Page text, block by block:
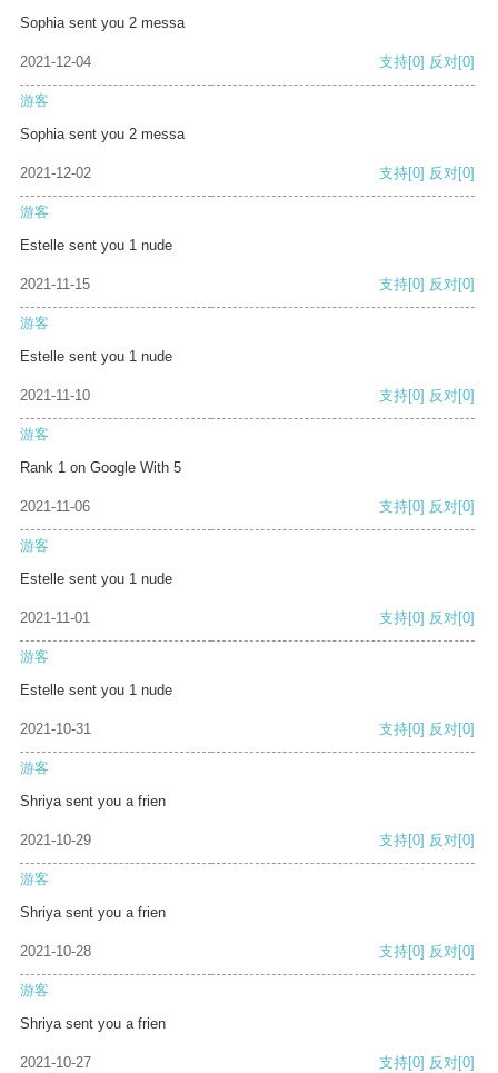
Sophia sent you 2 messa
2021-12-04 支持[0] 反对[0]
游客
Sophia sent you 2 messa
2021-12-02 支持[0] 反对[0]
游客
Estelle sent you 1 nude
2021-11-15 支持[0] 反对[0]
游客
Estelle sent you 1 nude
2021-11-10 支持[0] 反对[0]
游客
Rank 1 on Google With 5
2021-11-06 支持[0] 反对[0]
游客
Estelle sent you 1 nude
2021-11-01 支持[0] 反对[0]
游客
Estelle sent you 1 nude
2021-10-31 支持[0] 反对[0]
游客
Shriya sent you a frien
2021-10-29 支持[0] 反对[0]
游客
Shriya sent you a frien
2021-10-28 支持[0] 反对[0]
游客
Shriya sent you a frien
2021-10-27 支持[0] 反对[0]